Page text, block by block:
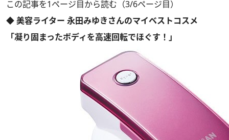
この記事を1ページ目から読む（3/6ページ目）
◆ 美容ライター 永田みゆきさんのマイベストコスメ
「凝り固まったボディを高速回転でほぐす！」